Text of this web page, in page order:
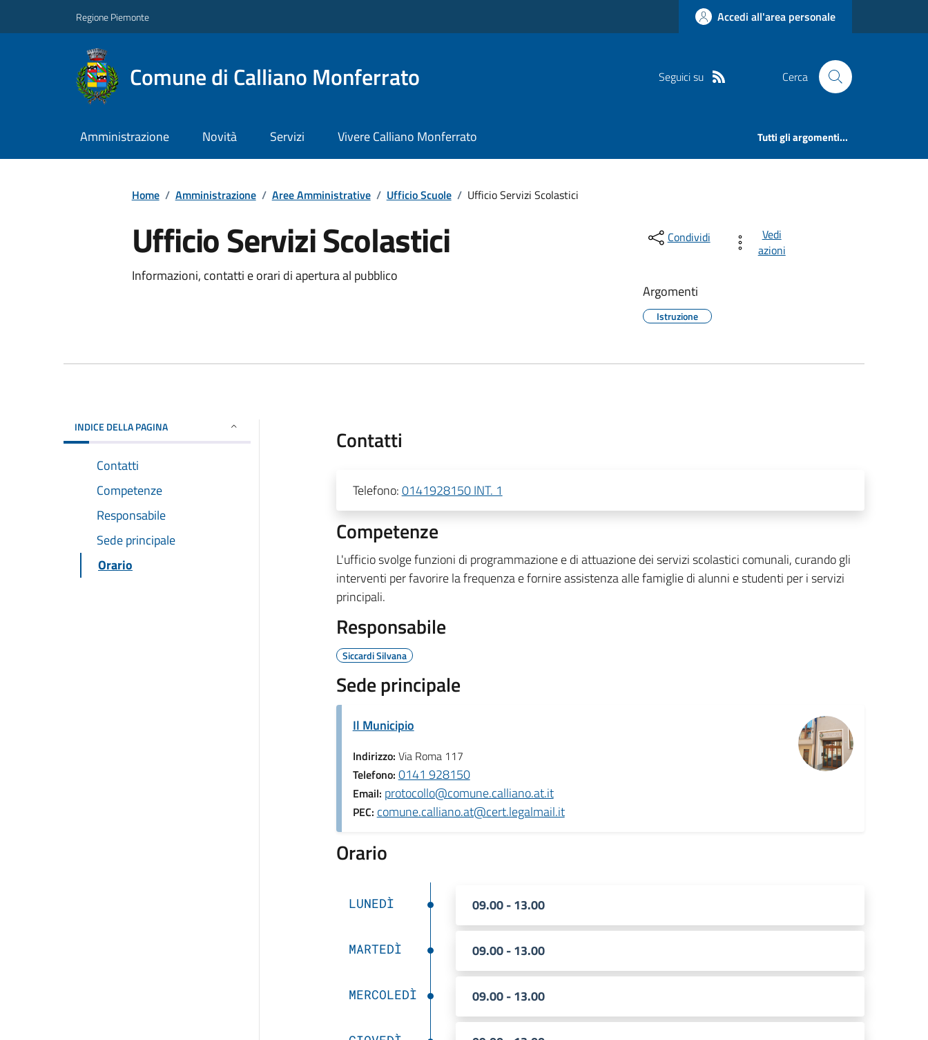
Regione Piemonte Accedi all'area personale
Comune di Calliano Monferrato Seguici su Cerca
Amministrazione Novità Servizi Vivere Calliano Monferrato Tutti gli argomenti...
Home / Amministrazione / Aree Amministrative / Ufficio Scuole / Ufficio Servizi Scolastici
Ufficio Servizi Scolastici
Informazioni, contatti e orari di apertura al pubblico
Condividi
Vedi
azioni
Argomenti
Istruzione
INDICE DELLA PAGINA
Contatti
Competenze
Responsabile
Sede principale
Orario
Contatti
Telefono:0141928150 INT. 1
Competenze
L'ufficio svolge funzioni di programmazione e di attuazione dei servizi scolastici comunali, curando gli
interventi per favorire la frequenza e fornire assistenza alle famiglie di alunni e studenti per i servizi
principali.
Responsabile
Siccardi Silvana
Sede principale
Il Municipio
Indirizzo: Via Roma 117
Telefono: 0141 928150
Email: protocollo@comune.calliano.at.it
PEC: comune.calliano.at@cert.legalmail.it
Orario
LUNEDÌ 09.00 - 13.00
MARTEDÌ 09.00 - 13.00
MERCOLEDÌ 09.00 - 13.00